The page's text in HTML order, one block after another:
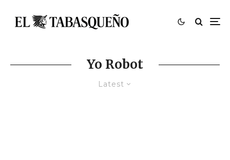
Yo Robot
Latest